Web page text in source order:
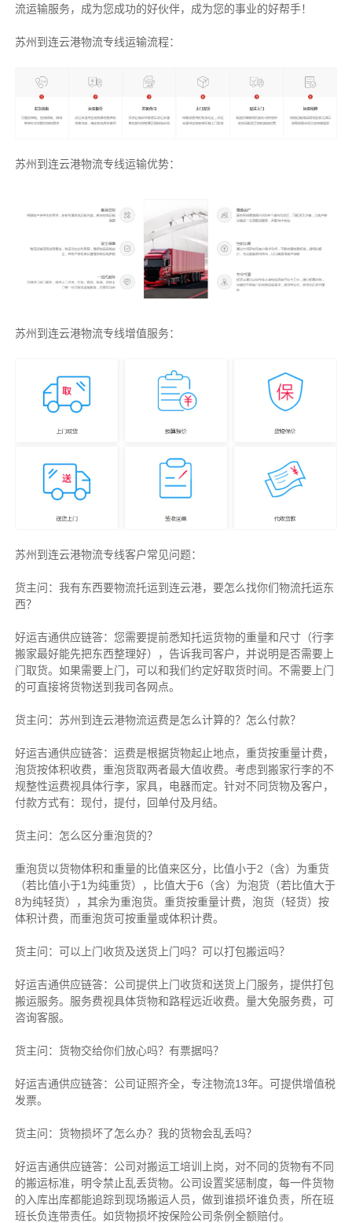
流运输服务，成为您成功的好伙伴，成为您的事业的好帮手！
苏州到连云港物流专线运输流程：
苏州到连云港物流专线运输优势：
苏州到连云港物流专线增值服务：
苏州到连云港物流专线客户常见问题：
货主问：我有东西要物流托运到连云港，要怎么找你们物流托运东
西？
好运吉通供应链答：您需要提前悉知托运货物的重量和尺寸（行李
搬家最好能先把东西整理好），告诉我司客户，并说明是否需要上
门取货。如果需要上门，可以和我们约定好取货时间。不需要上门
的可直接将货物送到我司各网点。
货主问：苏州到连云港物流运费是怎么计算的？怎么付款？
好运吉通供应链答：运费是根据货物起止地点，重货按重量计费，
泡货按体积收费，重泡货取两者最大值收费。考虑到搬家行李的不
规整性运费视具体行李，家具，电器而定。针对不同货物及客户，
付款方式有：现付，提付，回单付及月结。
货主问：怎么区分重泡货的？
重泡货以货物体积和重量的比值来区分，比值小于2（含）为重货
（若比值小于1为纯重货），比值大于6（含）为泡货（若比值大于
8为纯轻货），其余为重泡货。重货按重量计费，泡货（轻货）按
体积计费，而重泡货可按重量或体积计费。
货主问：可以上门收货及送货上门吗？可以打包搬运吗？
好运吉通供应链答：公司提供上门收货和送货上门服务，提供打包
搬运服务。服务费视具体货物和路程远近收费。量大免服务费，可
咨询客服。
货主问：货物交给你们放心吗？有票据吗？
好运吉通供应链答：公司证照齐全，专注物流13年。可提供增值税
发票。
货主问：货物损坏了怎么办？我的货物会乱丢吗？
好运吉通供应链答：公司对搬运工培训上岗，对不同的货物有不同
的搬运标准，明令禁止乱丢货物。公司设置奖惩制度，每一件货物
的入库出库都能追踪到现场搬运人员，做到谁损坏谁负责，所在班
班长负连带责任。如货物损坏按保险公司条例全额赔付。